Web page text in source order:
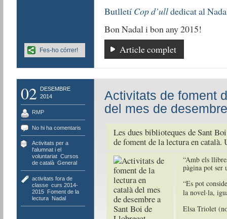
Butlletí Cop d’ulldedicat al
Bon Nadal i bon any 2015!
Article complet
Fes-ho córrer!
02
DESEMBRE
2014
RMP
No hi ha comentaris
Activitats per a
l'alumnat i el
voluntariat, Cursos
de català, General
activitats fora de
classe, curs 2014-
2015, Foment de la
lectura, Nadal
Activitats de foment
del mes de
Les dues biblioteques de Sant
de foment de la lectura en
“Amb els
pàgina pot ser
“Es pot
la novel·la,
Elsa Triolet